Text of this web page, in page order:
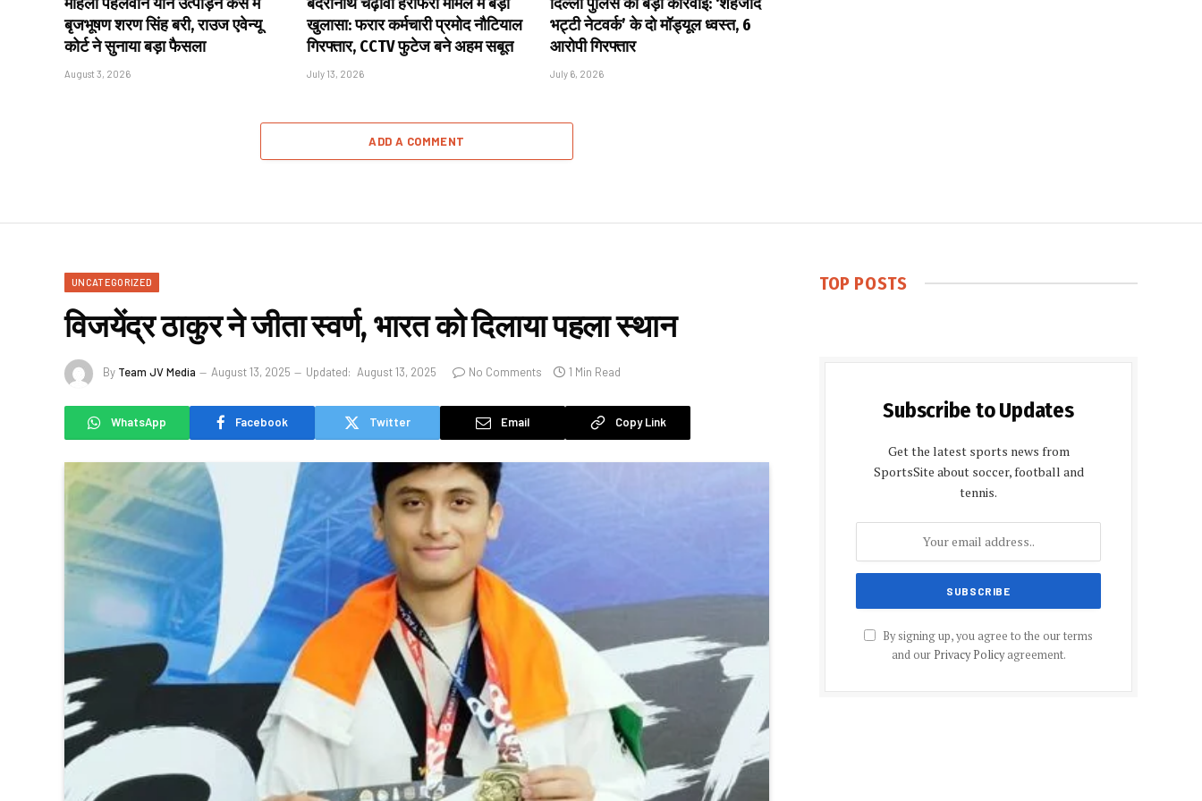
बृजभूषण शरण सिंह बरी, राउज एवेन्यू
कोर्ट ने सुनाया बड़ा फैसला
August 3, 2026
खुलासा: फरार कर्मचारी प्रमोद नौटियाल
गिरफ्तार, CCTV फुटेज बने अहम सबूत
July 13, 2026
भट्टी नेटवर्क’ के दो मॉड्यूल ध्वस्त, 6
आरोपी गिरफ्तार
July 6, 2026
ADD A COMMENT
UNCATEGORIZED
विजयेंद्र ठाकुर ने जीता स्वर्ण, भारत को दिलाया पहला स्थान
By Team JV Media August 13, 2025 Updated: August 13, 2025 No Comments 1 Min Read
WhatsApp Facebook Twitter Email Copy Link
TOP POSTS
Subscribe to Updates
Get the latest sports news from
SportsSite about soccer, football and
tennis.
By signing up, you agree to the our terms
and our Privacy Policyagreement.